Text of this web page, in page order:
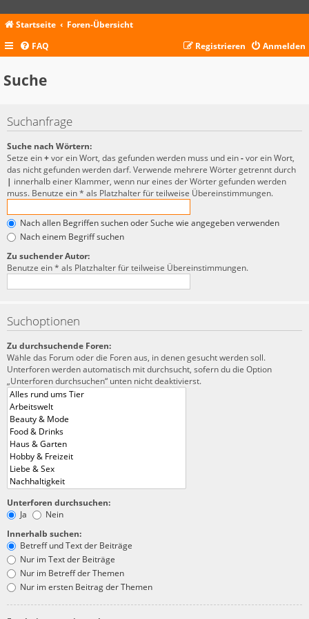
Startseite
Foren-Übersicht
FAQ
Anmelden
Registrieren
Suche
Suchanfrage
Suche nach Wörtern:
Setze ein+vor ein Wort, das gefunden werden muss und ein-vor ein Wort,
das nicht gefunden werden darf. Verwende mehrere Wörter getrennt durch
| innerhalb einer Klammer, wenn nur eines der Wörter gefunden werden
muss. Benutze ein * als Platzhalter für teilweise Übereinstimmungen.
Nach allen Begriffen suchen oder Suche wie angegeben verwenden
Nach einem Begriff suchen
Zu suchender Autor:
Benutze ein * als Platzhalter für teilweise Übereinstimmungen.
Suchoptionen
Zu durchsuchende Foren:
Wähle das Forum oder die Foren aus, in denen gesucht werden soll.
Unterforen werden automatisch mit durchsucht, sofern du die Option
„Unterforen durchsuchen“ unten nicht deaktivierst.
Unterforen durchsuchen:
Ja
Nein
Innerhalb suchen:
Betreff und Text der Beiträge
Nur im Text der Beiträge
Nur im Betreff der Themen
Nur im ersten Beitrag der Themen